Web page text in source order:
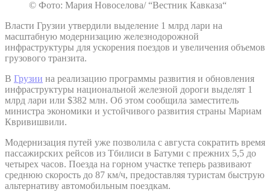
© Фото: Мария Новоселова/ “Вестник Кавказа“
Власти Грузии утвердили выделение 1 млрд лари на
масштабную модернизацию железнодорожной
инфраструктуры для ускорения поездов и увеличения объемов
грузового транзита.
В Грузии на реализацию программы развития и обновления
инфраструктуры национальной железной дороги выделят 1
млрд лари или $382 млн. Об этом сообщила заместитель
министра экономики и устойчивого развития страны Мариам
Квривишвили.
Модернизация путей уже позволила с августа сократить время
пассажирских рейсов из Тбилиси в Батуми с прежних 5,5 до
четырех часов. Поезда на горном участке теперь развивают
среднюю скорость до 87 км/ч, предоставляя туристам быструю
альтернативу автомобильным поездкам.